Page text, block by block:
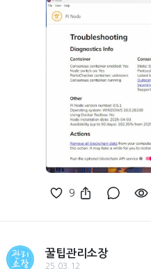
9
꿀팁관리소장
25.03.12